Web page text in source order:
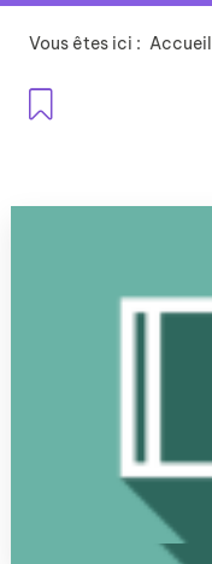
Vous êtes ici : Accueil